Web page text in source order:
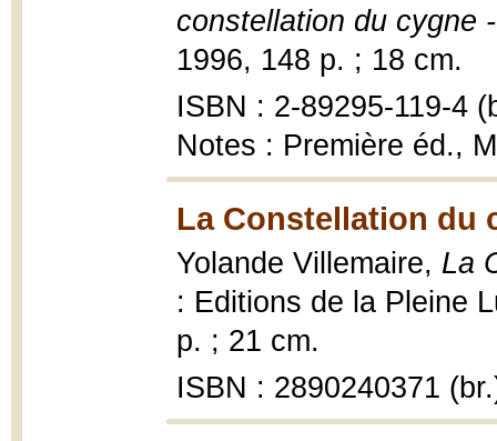
constellation du cygne
1996, 148 p. ; 18 cm.
ISBN : 2-89295-119-4
Notes : Première éd.,
La Constellation du
Yolande Villemaire, La
: Editions de la Pleine
p. ; 21 cm.
ISBN : 2890240371